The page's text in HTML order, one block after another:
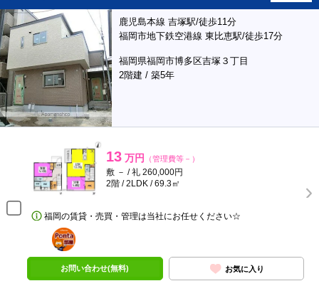
鹿児島本線 吉塚駅/徒歩11分
福岡市地下鉄空港線 東比恵駅/徒歩17分
福岡県福岡市博多区吉塚３丁目
2階建 / 築5年
13 万円 （管理費等－）
敷 － / 礼 260,000円
2階 / 2LDK / 69.3㎡
福岡の賃貸・売買・管理は当社にお任せください☆
ポンタ
部屋
お問い合わせ(無料) お気に入り